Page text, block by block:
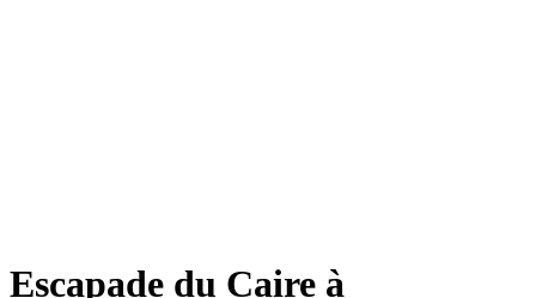
Escapade du Caire à